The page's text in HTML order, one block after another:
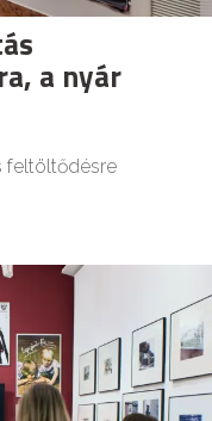
a nyár
feltöltődésre